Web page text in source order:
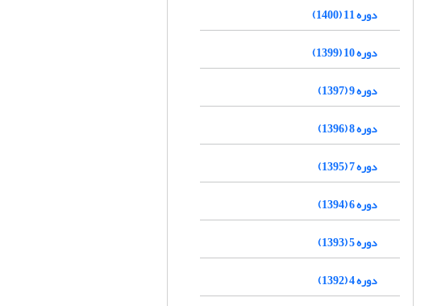
دوره 11 (1400)
دوره 10 (1399)
دوره 9 (1397)
دوره 8 (1396)
دوره 7 (1395)
دوره 6 (1394)
دوره 5 (1393)
دوره 4 (1392)